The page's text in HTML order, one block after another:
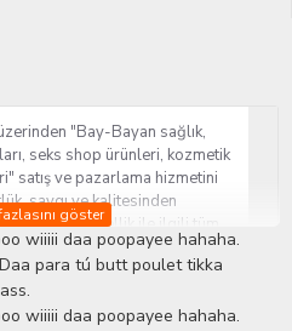
"Bay-Bayan sağlık,
seks shop ürünleri, kozmetik
satış ve pazarlama hizmetini
saygı ve kalitesinden
ve güzellik ile ilgili tüm
Yetkin ve uzman kadrosu ile
seçenekleriyle karşılıyor.
insan odaklı çalışma
mutlu, sağlıklı ve
wiiiii daa poopayee hahaha.
para tú butt poulet tikka
wiiiii daa poopayee hahaha.